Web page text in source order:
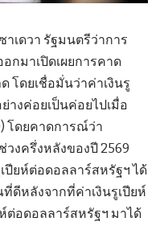
าเดวา รัฐมนตรีว่าการ
กมาเปิดเผยการคาด
โดยเชื่อมั่นว่าค่าเงินรู
างค่อยเป็นค่อยไปเมื่อ
โดยคาดการณ์ว่า
งครึ่งหลังของปี 2569
ปียห์ต่อดอลลาร์สหรัฐฯ ได้
ดีหลังจากที่ค่าเงินรูเปียห์
ต่อดอลลาร์สหรัฐฯ มาได้